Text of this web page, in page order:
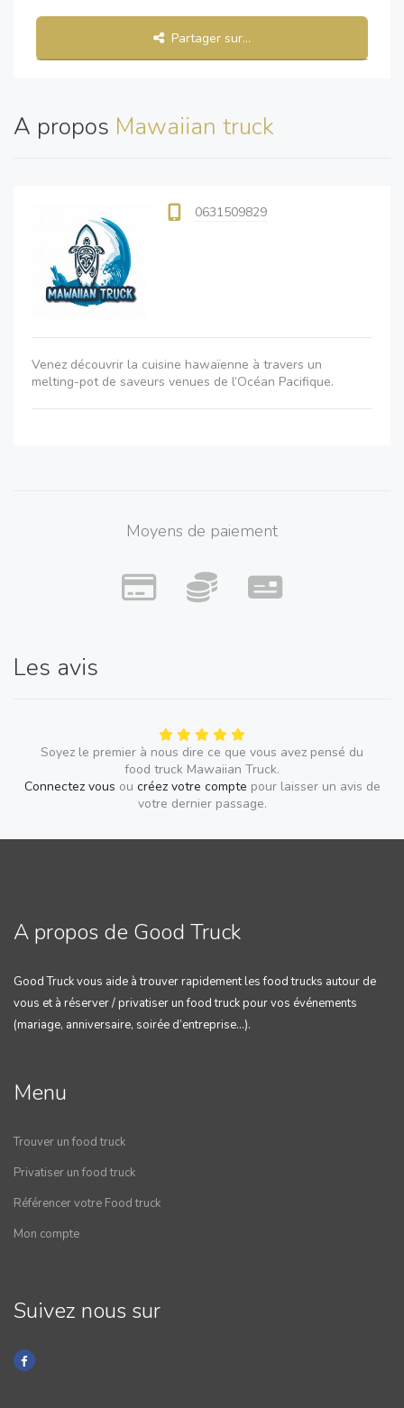
Partager sur...
A propos Mawaiian truck
0631509829
Venez découvrir la cuisine hawaïenne à travers un
melting-pot de saveurs venues de l’Océan Pacifique.
Moyens de paiement
Les avis
Soyez le premier à nous dire ce que vous avez pensé du
food truck Mawaiian Truck.
Connectez vous ou créez votre compte pour laisser un avis de
votre dernier passage.
A propos de Good Truck
Good Truck vous aide à trouver rapidement les food trucks autour de
vous et à réserver / privatiser un food truck pour vos événements
(mariage, anniversaire, soirée d’entreprise…).
Menu
Trouver un food truck
Privatiser un food truck
Référencer votre Food truck
Mon compte
Suivez nous sur